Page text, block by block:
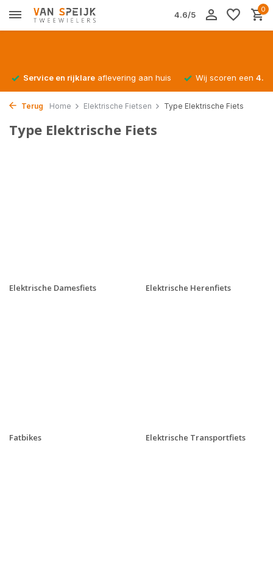
4.6/5
0
Service en rijklare aflevering aan huis Wij scoren een
Terug Home Elektrische Fietsen Type Elektrische Fiets
Type Elektrische Fiets
Elektrische Damesfiets Elektrische Herenfiets
Fatbikes Elektrische Transportfiets